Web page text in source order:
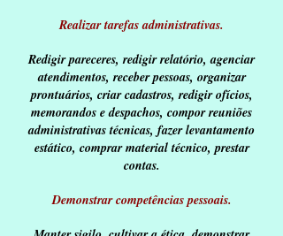
Realizar tarefas administrativas.
Redigir pareceres, redigir relatório, agenciar
atendimentos, receber pessoas, organizar
prontuários, criar cadastros, redigir ofícios,
memorandos e despachos, compor reuniões
administrativas técnicas, fazer levantamento
estático, comprar material técnico, prestar
contas.
Demonstrar competências pessoais.